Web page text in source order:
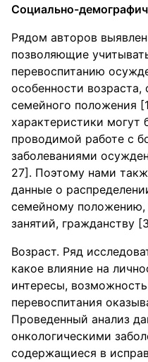
Социально-
Рядом авторов
позволяющие
перевоспитанию
особенности возраста,
семейного положения
характеристики могут
проводимой работе с
заболеваниями
27]. Поэтому нами
данные о
семейному положению,
занятий, гражданству
Возраст. Ряд
какое влияние на
интересы,
перевоспитания
Проведенный анализ
онкологическими
содержащиеся в